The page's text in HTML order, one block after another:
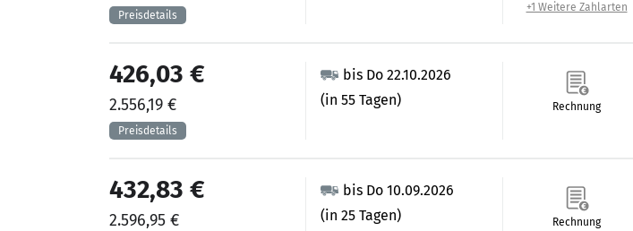
+1 Weitere Zahlarten
bis Do 22.10.2026
(in 55 Tagen)
426,03 €
2.556,19 € Rechnung
bis Do 10.09.2026
(in 25 Tagen)
432,83 €
2.596,95 €
Rechnung